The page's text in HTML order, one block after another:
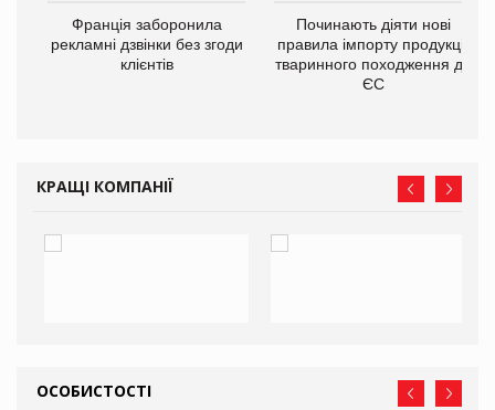
Франція заборонила
рекламні дзвінки без згоди
клієнтів
Починають діяти нові
правила імпорту продукції
тваринного походження до
ЄС
КРАЩІ КОМПАНІЇ
ОСОБИСТОСТІ